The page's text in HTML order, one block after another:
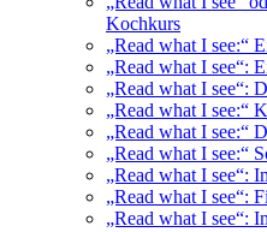
Kochkurs
„Read what I see:“
„Read what I see“:
„Read what I see“:
„Read what I see:“
„Read what I see:“
„Read what I see:“
„Read what I see“:
„Read what I see“:
„Read what I see“: